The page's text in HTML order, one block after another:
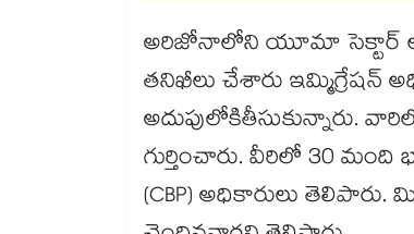
అరిజోనాలోని యూమా సెక్టార్ లో
తనిఖీలు చేశారు ఇమ్మిగ్రేషన్
అదుపులోకితీసుకున్నారు.
గుర్తించారు. వీరిలో 30
(CBP) అధికారులు